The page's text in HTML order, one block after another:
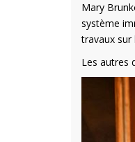
Mary
système
travaux sur
Les autres